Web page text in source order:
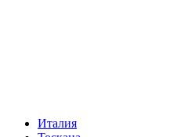
Италия